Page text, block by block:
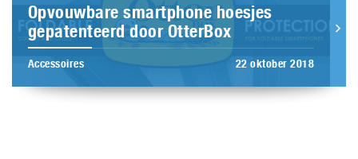
Opvouwbare smartphone hoesjes
gepatenteerd door OtterBox
Accessoires 22 oktober 2018